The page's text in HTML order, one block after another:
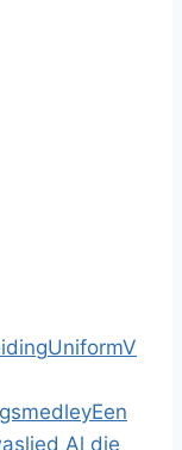
UniformV
Een
Al die